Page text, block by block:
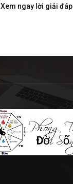
Xem ngay lời giải đáp